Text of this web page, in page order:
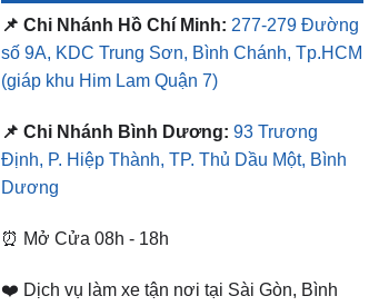
📌 Chi Nhánh Hồ Chí Minh: 277-279 Đường
số 9A, KDC Trung Sơn, Bình Chánh, Tp.HCM
(giáp khu Him Lam Quận 7)
📌 Chi Nhánh Bình Dương: 93 Trương
Định, P. Hiệp Thành, TP. Thủ Dầu Một, Bình
Dương
⏰ Mở Cửa 08h - 18h
❤️ Dịch vụ làm xe tận nơi tại Sài Gòn, Bình